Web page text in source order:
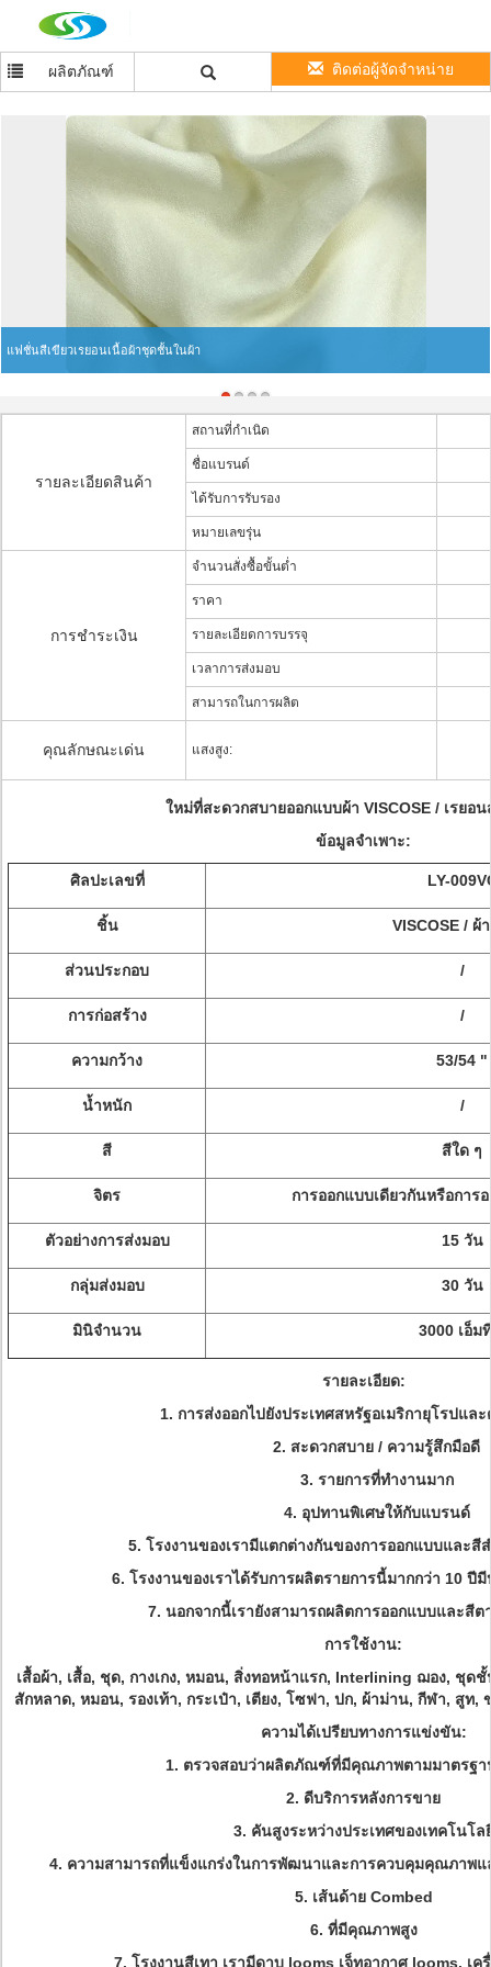
ผลิตภัณฑ์ ติดต่อผู้จัดจำหน่าย
แฟชั่นสีเขียวเรยอนเนื้อผ้าชุดชั้นในผ้า
รายละเอียดสินค้า
สถานที่กำเนิด
ชื่อแบรนด์
ได้รับการรับรอง
หมายเลขรุ่น
การชำระเงิน
จำนวนสั่งซื้อขั้นต่ำ
ราคา
รายละเอียดการบรรจุ
เวลาการส่งมอบ
สามารถในการผลิต
คุณลักษณะเด่น แสงสูง:
ใหม่ที่สะดวกสบายออกแบบผ้า VISCOSE / เรยอ
ข้อมูลจำเพาะ:
ศิลปะเลขที่ LY-
ชิ้น VISCOSE / ผ้
ส่วนประกอบ /
การก่อสร้าง /
ความกว้าง 53/54 "
น้ำหนัก /
สี สีใด ๆ
จิตร การออกแบบเดียวกันหรือกา
ตัวอย่างการส่งมอบ 15 วัน
กลุ่มส่งมอบ 30 วัน
มินิจำนวน 3000 เอ็ม
รายละเอียด:
1. การส่งออกไปยังประเทศสหรัฐอเมริกายุโรปแล
2. สะดวกสบาย / ความรู้สึกมือดี
3. รายการที่ทำงานมาก
4. อุปทานพิเศษให้กับแบรนด์
5. โรงงานของเรามีแตกต่างกันของการออกแบบและสี
6. โรงงานของเราได้รับการผลิตรายการนี้มากกว่า 10
7. นอกจากนี้เรายังสามารถผลิตการออกแบบและสี
การใช้งาน:
เสื้อผ้า, เสื้อ, ชุด, กางเกง, หมอน, สิ่งทอหน้าแรก, Interlining ฌอง, ชุด
สักหลาด, หมอน, รองเท้า, กระเป๋า, เตียง, โซฟา, ปก, ผ้าม่าน, กีฬา, สูท,
ความได้เปรียบทางการแข่งขัน:
1. ตรวจสอบว่าผลิตภัณฑ์ที่มีคุณภาพตามมาตรฐา
2. ดีบริการหลังการขาย
3. คันสูงระหว่างประเทศของเทคโนโล
4. ความสามารถที่แข็งแกร่งในการพัฒนาและการควบคุมคุณภาพ
5. เส้นด้าย Combed
6. ที่มีคุณภาพสูง
7. โรงงานสีเทา เรามีดาบ looms เจ็ทอากาศ looms, เค